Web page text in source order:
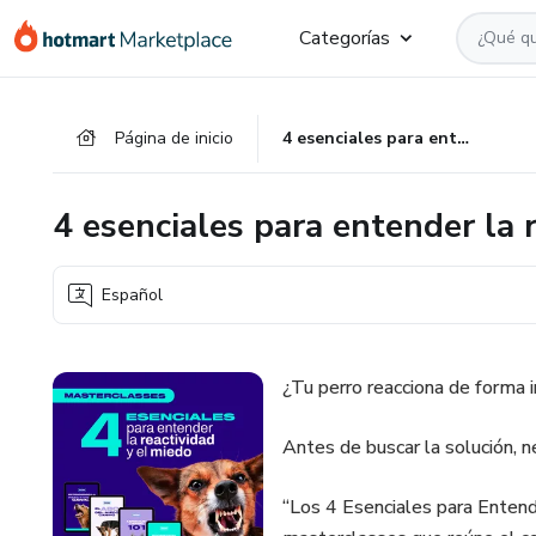
Categorías
Página de inicio 4 esenciales para entender la reactividad y el miedo
4 esenciales para entender la
Español
¿Tu perro reacciona de
Antes de buscar la solución,
“Los 4 Esenciales para